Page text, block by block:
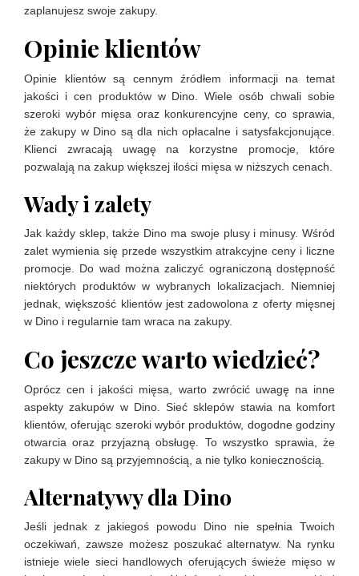
zaplanujesz swoje zakupy.
Opinie klientów
Opinie klientów są cennym źródłem informacji na temat
jakości i cen produktów w Dino. Wiele osób chwali sobie
szeroki wybór mięsa oraz konkurencyjne ceny, co sprawia,
że zakupy w Dino są dla nich opłacalne i satysfakcjonujące.
Klienci zwracają uwagę na korzystne promocje, które
pozwalają na zakup większej ilości mięsa w niższych cenach.
Wady i zalety
Jak każdy sklep, także Dino ma swoje plusy i minusy. Wśród
zalet wymienia się przede wszystkim atrakcyjne ceny i liczne
promocje. Do wad można zaliczyć ograniczoną dostępność
niektórych produktów w wybranych lokalizacjach. Niemniej
jednak, większość klientów jest zadowolona z oferty mięsnej
w Dino i regularnie tam wraca na zakupy.
Co jeszcze warto wiedzieć?
Oprócz cen i jakości mięsa, warto zwrócić uwagę na inne
aspekty zakupów w Dino. Sieć sklepów stawia na komfort
klientów, oferując szeroki wybór produktów, dogodne godziny
otwarcia oraz przyjazną obsługę. To wszystko sprawia, że
zakupy w Dino są przyjemnością, a nie tylko koniecznością.
Alternatywy dla Dino
Jeśli jednak z jakiegoś powodu Dino nie spełnia Twoich
oczekiwań, zawsze możesz poszukać alternatyw. Na rynku
istnieje wiele sieci handlowych oferujących świeże mięso w